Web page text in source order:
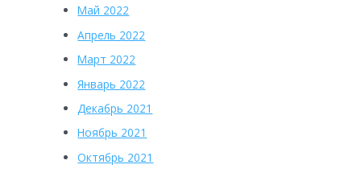
Май 2022
Апрель 2022
Март 2022
Январь 2022
Декабрь 2021
Ноябрь 2021
Октябрь 2021